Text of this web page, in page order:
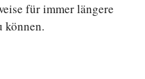
für immer längere
können.